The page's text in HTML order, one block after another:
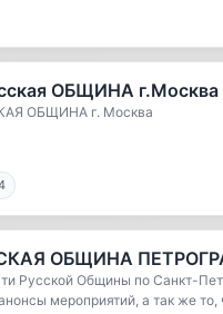
ОБЩИНА г.Москва
ОБЩИНА г. Москва
ОБЩИНА
Русской Общины по Санкт-
мероприятий, а так же то,